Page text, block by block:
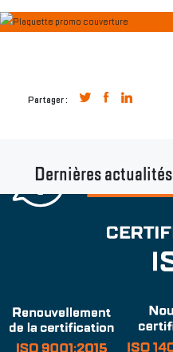
Partager :
Dernières actualités